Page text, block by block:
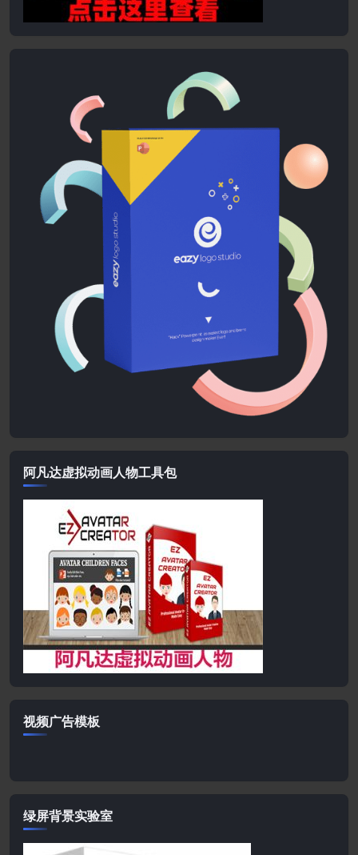
阿凡达虚拟动画人物工具包
视频广告模板
绿屏背景实验室